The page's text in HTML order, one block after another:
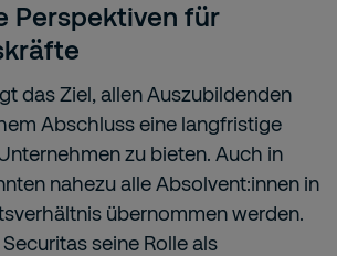
Perspektiven für
das Ziel, allen Auszubildenden
Abschluss eine langfristige
zu bieten. Auch in
nahezu alle Absolvent:innen in
übernommen werden.
seine Rolle als